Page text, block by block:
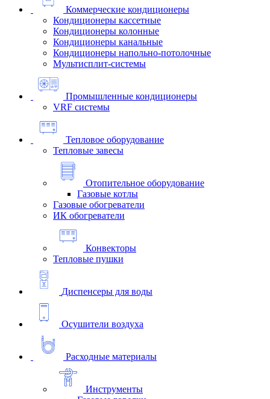
Коммерческие кондиционеры
Кондиционеры кассетные
Кондиционеры колонные
Кондиционеры канальные
Кондиционеры напольно-потолочные
Мультисплит-системы
Промышленные кондиционеры
VRF системы
Тепловое оборудование
Тепловые завесы
Отопительное оборудование
Газовые котлы
Газовые обогреватели
ИК обогреватели
Конвекторы
Тепловые пушки
Диспенсеры для воды
Осушители воздуха
Расходные материалы
Инструменты